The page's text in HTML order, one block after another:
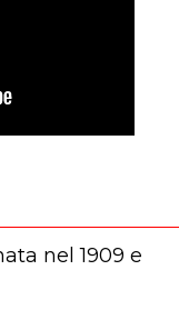
nel 1909 e